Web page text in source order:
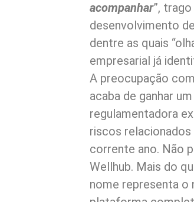
acompanhar”,
desenvolvimento
dentre as quais
empresarial já
A preocupação
acaba de ganhar
regulamentadora
riscos
corrente ano. Não
Wellhub. Mais do
nome representa o